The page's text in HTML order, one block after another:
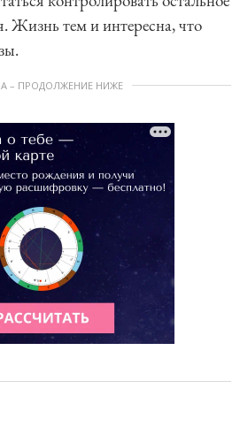
Жизнь тем и интересна, что
– ПРОДОЛЖЕНИЕ НИЖЕ